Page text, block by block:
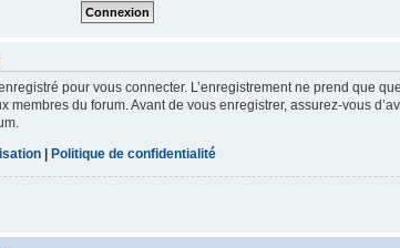
pour vous connecter. L’enregistrement ne prend que
membres du forum. Avant de vous enregistrer, assurez-vous
| Politique de confidentialité